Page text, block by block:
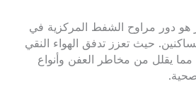
هو دور مراوح الشفط المركزية في
حيث تعزز تدفق الهواء النقي
مما يقلل من مخاطر العفن وأنواع